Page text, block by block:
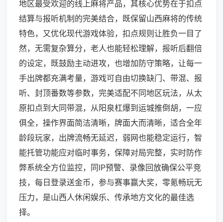
地区最受欢迎的线上麻将产品，其核心优势在于扣点
结算与报听机制的完美结合，既保留山西麻将的传统
特色，又优化现代游戏体验，扣点规则让胜负一目了
然，无需复杂算分，老人也能轻松理解，报听后翻倍
的设定，既鼓励主动进攻，也增加防守策略，让每一
手出牌都充满考量，游戏可自由切换缺门、带混、报
听、封顶番数等参数，完美适配不同地区玩法，从太
原扣点到大同带混，从阳泉杠爆到运城推倒胡，一应
俱全，操作界面简洁清晰，牌面大而清晰，适合全年
龄段玩家，出牌流畅无延迟，弱网也能稳定运行，智
能托管功能应对临时事务，保障对局完整，实时防作
弊系统全方位监控，同IP预警、录像回放确保公平竞
技，每日登录送金币，参与赛事赢大奖，零氪畅玩无
压力，是山西人休闲娱乐、传承地方文化的最佳选
择。